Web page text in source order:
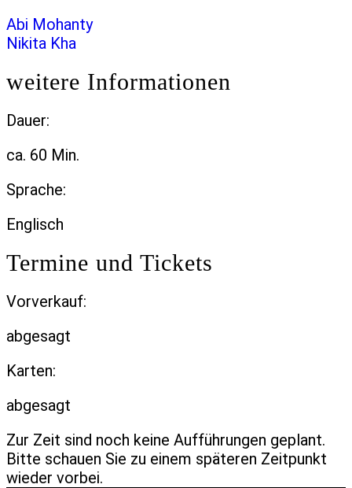
Abi Mohanty
Nikita Kha
weitere Informationen
Dauer:
ca. 60 Min.
Sprache:
Englisch
Termine und Tickets
Vorverkauf:
abgesagt
Karten:
abgesagt
Zur Zeit sind noch keine Aufführungen geplant.
Bitte schauen Sie zu einem späteren Zeitpunkt
wieder vorbei.